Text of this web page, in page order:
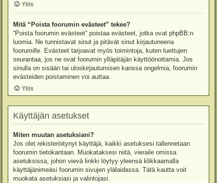
Ylös
Mitä “Poista foorumin evästeet” tekee?
“Poista foorumin evästeet” poistaa evästeet, jotka ovat phpBB:n
luomia. Ne tunnistavat sinut ja pitävät sinut kirjautuneena
foorumille. Evästeet tarjoavat myös toimintoja, kuten luettujen
seurantaa, jos ne ovat foorumin ylläpitäjän käyttöönottamia. Jos
sinulla on sisään tai uloskirjautumisen kanssa ongelmia, foorumin
evästeiden poistaminen voi auttaa.
Ylös
Käyttäjän asetukset
Miten muutan asetuksiani?
Jos olet rekisteröitynyt käyttäjä, kaikki asetuksesi tallennetaan
foorumin tietokantaan. Muokataksesi niitä, vieraile omissa
asetuksissa, johon vievä linkki löytyy yleensä klikkaamalla
käyttäjänimeäsi foorumin sivujen ylälaidassa. Tätä kautta voit
muokata asetuksiasi ja valintojasi.